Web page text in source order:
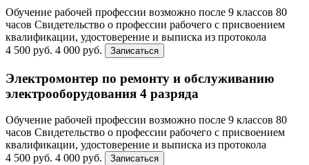
Обучение рабочей профессии возможно после 9 классов 80
часов Свидетельство о профессии рабочего с присвоением
квалификации, удостоверение и выписка из протокола
4 500 руб. 4 000 руб. Записаться
Электромонтер по ремонту и обслуживанию
электрооборудования 4 разряда
Обучение рабочей профессии возможно после 9 классов 80
часов Свидетельство о профессии рабочего с присвоением
квалификации, удостоверение и выписка из протокола
4 500 руб. 4 000 руб. Записаться